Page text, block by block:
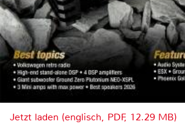
Jetzt laden (englisch, PDF, 12.29 MB)